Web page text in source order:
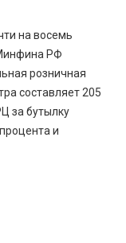
на восемь
РФ
розничная
составляет 205
за бутылку
и